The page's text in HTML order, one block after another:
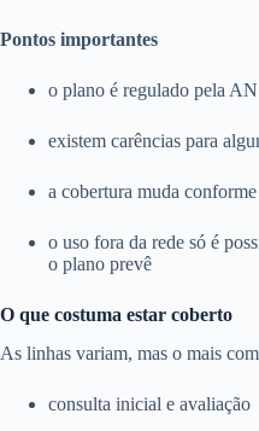
Pontos importantes
o plano é regulado pela
existem carências para
a cobertura muda
o uso fora da rede só é
o plano prevê
O que costuma estar coberto
As linhas variam, mas o mais
consulta inicial e avaliação